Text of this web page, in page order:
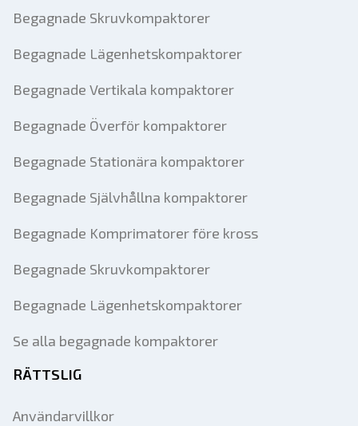
Begagnade Skruvkompaktorer
Begagnade Lägenhetskompaktorer
Begagnade Vertikala kompaktorer
Begagnade Överför kompaktorer
Begagnade Stationära kompaktorer
Begagnade Självhållna kompaktorer
Begagnade Komprimatorer före kross
Begagnade Skruvkompaktorer
Begagnade Lägenhetskompaktorer
Se alla begagnade kompaktorer
RÄTTSLIG
Användarvillkor